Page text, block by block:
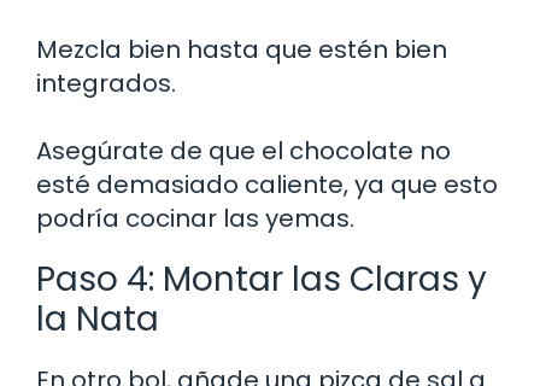
Mezcla bien hasta que estén bien
integrados.
Asegúrate de que el chocolate no
esté demasiado caliente, ya que esto
podría cocinar las yemas.
Paso 4: Montar las Claras y
la Nata